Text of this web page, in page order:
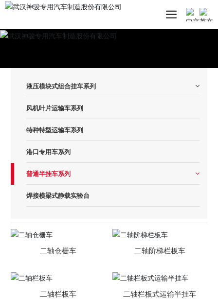
液压模块式组合挂车系列
风机叶片运输车系列
特种特型运输车系列
港口专用车系列
普通半挂车系列
焊接横梁式静载实验台
二轴仓栅车 二轴阶梯栏板车
二轴栏板车 二轴栏板式运输半挂车